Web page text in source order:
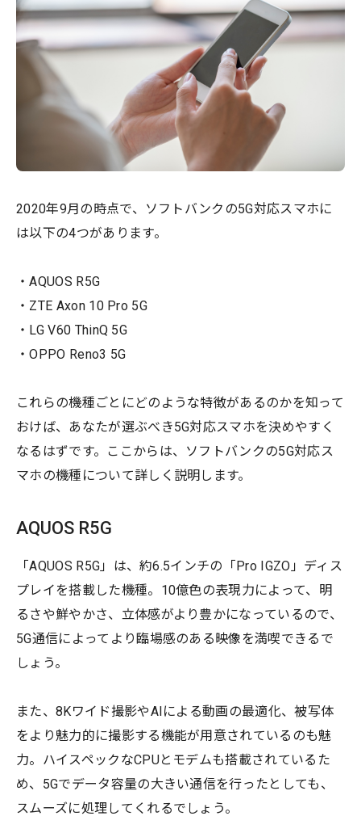
2020年9月の時点で、ソフトバンクの5G対応スマホに
は以下の4つがあります。
・AQUOS R5G
・ZTE Axon 10 Pro 5G
・LG V60 ThinQ 5G
・OPPO Reno3 5G
これらの機種ごとにどのような特徴があるのかを知って
おけば、あなたが選ぶべき5G対応スマホを決めやすく
なるはずです。ここからは、ソフトバンクの5G対応ス
マホの機種について詳しく説明します。
AQUOS R5G
「AQUOS R5G」は、約6.5インチの「Pro IGZO」ディス
プレイを搭載した機種。10億色の表現力によって、明
るさや鮮やかさ、立体感がより豊かになっているので、
5G通信によってより臨場感のある映像を満喫できるで
しょう。
また、8Kワイド撮影やAIによる動画の最適化、被写体
をより魅力的に撮影する機能が用意されているのも魅
力。ハイスペックなCPUとモデムも搭載されているた
め、5Gでデータ容量の大きい通信を行ったとしても、
スムーズに処理してくれるでしょう。